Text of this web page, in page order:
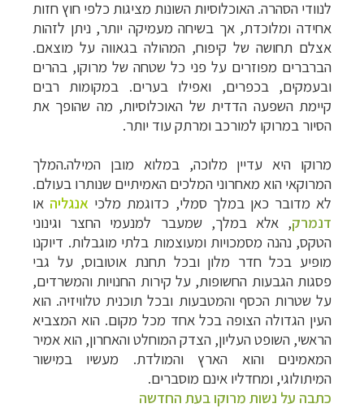
לנוודי הסהרה. האוכלוסיות השונות מציגות כלפי חוץ חזות
אחידה ומלוכדת, אך בשיחה מעמיקה יותר, ניתן לזהות
אצלם תחושה של קיפוח, המהולה בגאווה על מוצאם.
הברברים מפוזרים על פני כל שטחה של מרוקו, בהרים
ובעמקים, בכפרים, ואפילו בערים. במקומות רבים
קיימת השפעה הדדית של האוכלוסיות, מה שהופך את
הסיור במרוקו למורכב ומרתק עוד יותר.
מרוקו היא עדיין מלוכה, במלוא מובן המילה.המלך
המרוקאי הוא מאחרוני המלכים האמיתיים שנותרו בעולם.
לא מדובר כאן במלך סמלי, כדוגמת מלכי אנגליה או
דנמרק, אלא במלך, שמעבר למנעמי החצר וגינוני
הטקס, נהנה מסמכויות ומעוצמות בלתי מוגבלות. דיוקנו
מופיע בכל חדר מלון ובכל תחנת אוטובוס, על גבי
פסגות הגבעות החשופות, על קירות החנויות והמשרדים,
על שטרות הכסף והמטבעות ובכל תוכנית טלוויזיה. הוא
העין הגדולה הצופה בכל אחד מכל מקום. הוא המצביא
הראשי, השופט העליון, הצדק המוחלט והאחרון, הוא אמיר
המאמינים והוא הארץ והמולדת. מעשיו במישור
המיתולוגי, ומחדליו אינם מוסברים.
כתבה על נשות מרוקו בעת החדשה